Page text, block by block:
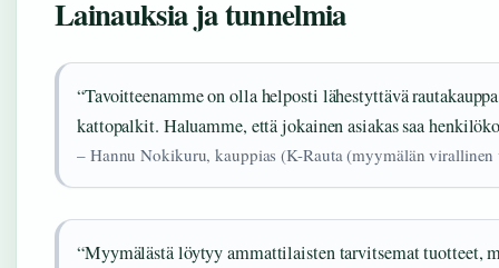
Lainauksia ja tunnelmia
“Tavoitteenamme on olla helposti lähestyttävä
kattopalkit. Haluamme, että jokainen asiakas saa
– Hannu Nokikuru, kauppias (K-Rauta (myymälän
“Myymälästä löytyy ammattilaisten tarvitsemat tuotteet,